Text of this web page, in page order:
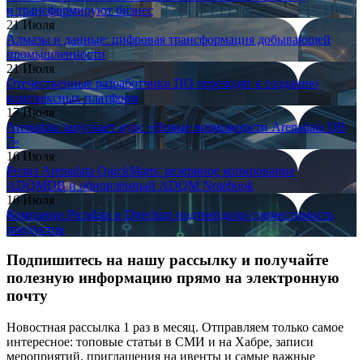
и трансформируют бизнес
21 Июля
Алмазы и данные: цифровая трансформация добывающей
промышленности
21 Июля
Отечественные разработчики ПО переходят к созданию
комплексных платформ
17 Июля
Arenadata запускает курс «Новые возможности Arenadata DB
7»
16 Июля
Релиз Arenadata QuickMarts: резервное копирование
ADQMDB и обновлённый ADQM Notebook
16 Июля
Компании Picodata и Directum подтвердили совместимость
продуктов
Подпишитесь на нашу рассылку и получайте
полезную информацию прямо на электронную
почту
Новостная рассылка 1 раз в месяц. Отправляем только самое
интересное: топовые статьи в СМИ и на Хабре, записи
мероприятий, приглашения на ивенты и самые важные